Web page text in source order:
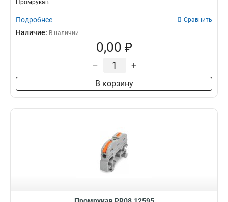
Промрукав
Подробнее Сравнить
Наличие: В наличии
0,00 ₽
– +
В корзину